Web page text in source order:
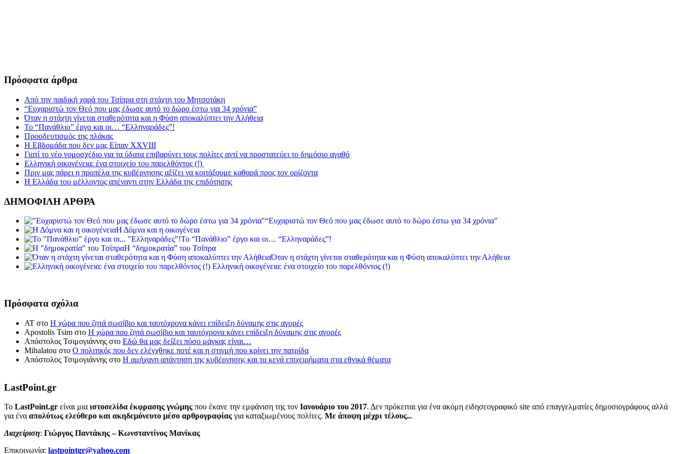
Πρόσφατα άρθρα
Από την παιδική χαρά του Τσίπρα στη στάχτη του Μητσοτάκη
“Ευχαριστώ τον Θεό που μας έδωσε αυτό το δώρο έστω για 34 χρόνια”
Όταν η στάχτη γίνεται σταθερότητα και η Φύση αποκαλύπτει την Αλήθεια
Το “Πανάθλιο” έργο και οι… “Ελληναράδες”!
Προοδευτισμός της πλάκας
Η Εβδομάδα που δεν μας Είπαν XXVIII
Γιατί το νέο νομοσχέδιο για τα ύδατα επιβαρύνει τους πολίτες αντί να προστατεύει το δημόσιο αγαθό
Ελληνική οικογένεια: ένα στοιχείο του παρελθόντος (!)
Πριν μας πάρει η προπέλα της κυβέρνησης αξίζει να κοιτάξουμε καθαρά προς τον ορίζοντα
Η Ελλάδα του μέλλοντος απέναντι στην Ελλάδα της επιδότησης
ΔΗΜΟΦΙΛΗ ΑΡΘΡΑ
“Ευχαριστώ τον Θεό που μας έδωσε αυτό το δώρο έστω για 34 χρόνια”
Η Δόμνα και η οικογένεια
Το “Πανάθλιο” έργο και οι… “Ελληναράδες”!
Η “δημοκρατία” του Τσίπρα
Όταν η στάχτη γίνεται σταθερότητα και η Φύση αποκαλύπτει την Αλήθεια
Ελληνική οικογένεια: ένα στοιχείο του παρελθόντος (!)
Πρόσφατα σχόλια
ΑΤ στο Η χώρα που ζητά σωσίβιο και ταυτόχρονα κάνει επίδειξη δύναμης στις αγορές
Apostolis Tsim στο Η χώρα που ζητά σωσίβιο και ταυτόχρονα κάνει επίδειξη δύναμης στις αγορές
Απόστολος Τσιμογιάννης στο Εδώ θα μας δείξει πόσο μάγκας είναι…
Mihalatou στο Ο πολιτικός που δεν ελέγχθηκε ποτέ και η στιγμή που κρίνει την πατρίδα
Απόστολος Τσιμογιάννης στο Η αμήχανη απάντηση της κυβέρνησης και τα κενά επιχειρήματα στα εθνικά θέματα
LastPoint.gr
To LastPoint.gr είναι μια ιστοσελίδα έκφρασης γνώμης που έκανε την εμφάνιση της τον Ιανουάριο του 2017. Δεν πρόκειται για ένα ακόμη ειδησεογραφικό site από επαγγελματίες δημοσιογράφους αλλά
για ένα απολύτως ελεύθερο και ακηδεμόνευτο μέσο αρθρογραφίας για καταξιωμένους πολίτες. Με άποψη μέχρι τέλους...
Διαχείριση: Γιώργος Παντάκης – Κωνσταντίνος Μανίκας
Επικοινωνία: lastpointgr@yahoo.com